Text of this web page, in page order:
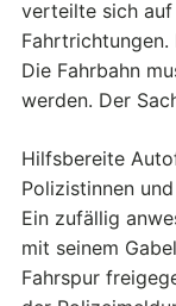
verteilte sich
Die Fahrbahn
werden. Der
Hilfsbereite
Polizistinnen
Ein zufällig
mit seinem
Fahrspur